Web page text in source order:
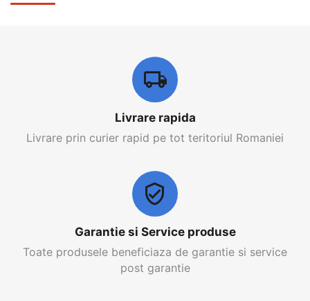
Livrare rapida
Livrare prin curier rapid pe tot teritoriul Romaniei
Garantie si Service produse
Toate produsele beneficiaza de garantie si service
post garantie